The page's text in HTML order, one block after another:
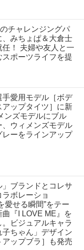
のチャレンジングパ
、みちょぱ＆大倉士
任！ 夫婦や友人と一
スポーツライフを提
手愛用モデル［ボデ
アップタイツ］に新
ンズモデルにブル
、ウィメンズモデル
レーをラインアップ
」ブランドとコレサ
ラボレーショ
愛せる瞬間”をテー
曲『I LOVE ME』を
ビジュアルキャラ
子ちゃん」デザイン
アップブラ］も発売